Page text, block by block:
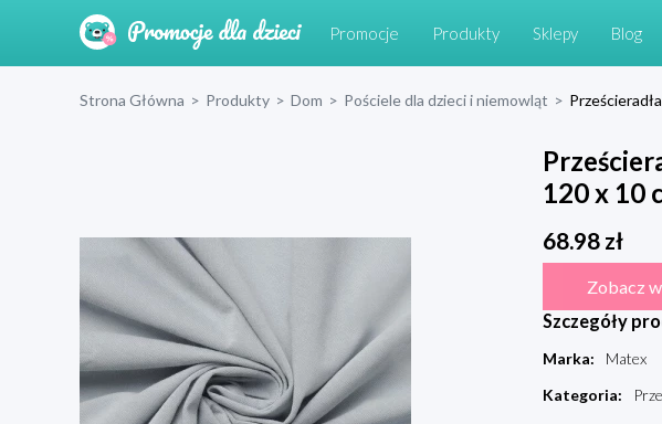
Promocje Produkty Sklepy Blog
Strona Główna > Produkty > Dom > Pościele dla dzieci i niemowląt >
120 x 10
68.98zł
Zobacz
Szczegóły
Marka:
Matex
Kategoria: